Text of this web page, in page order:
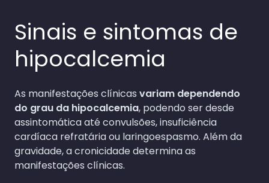
Sinais e sintomas de
hipocalcemia
As manifestações clínicas variam dependendo
do grau da hipocalcemia, podendo ser desde
assintomática até convulsões, insuficiência
cardíaca refratária ou laringoespasmo. Além da
gravidade, a cronicidade determina as
manifestações clínicas.